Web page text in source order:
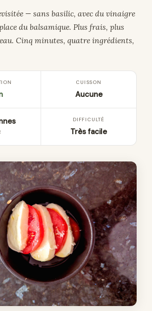
— sans basilic, avec du vinaigre
du balsamique. Plus frais, plus
Cinq minutes, quatre ingrédients,
CUISSON
Aucune
DIFFICULTÉ
Très facile